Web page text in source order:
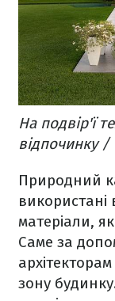
На подвір'ї
відпочинку
Природний
використані
матеріали,
Саме за
зону